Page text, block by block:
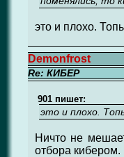
это и плохо.
Demonfrost
Re: КИБЕР
901 пишет:
это и плохо.
Ничто не
отбора кибером.